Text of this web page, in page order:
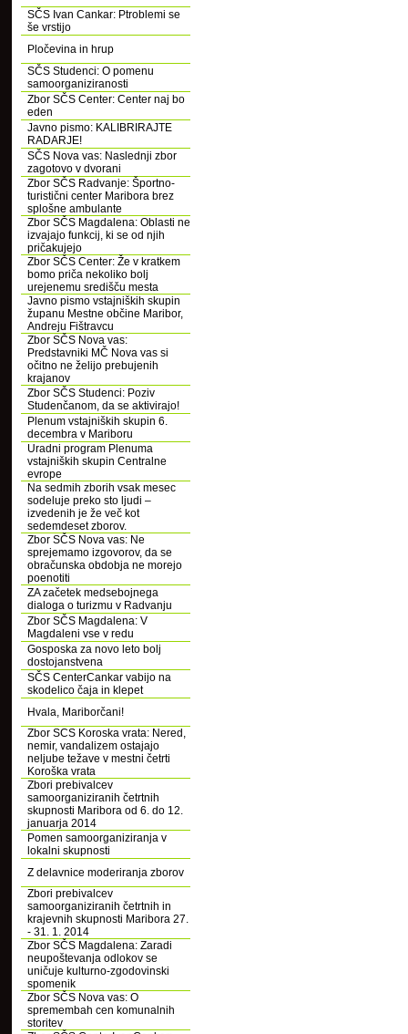
SČS Ivan Cankar: Ptroblemi se
še vrstijo
Pločevina in hrup
SČS Studenci: O pomenu
samoorganiziranosti
Zbor SČS Center: Center naj bo
eden
Javno pismo: KALIBRIRAJTE
RADARJE!
SČS Nova vas: Naslednji zbor
zagotovo v dvorani
Zbor SČS Radvanje: Športno-
turistični center Maribora brez
splošne ambulante
Zbor SČS Magdalena: Oblasti ne
izvajajo funkcij, ki se od njih
pričakujejo
Zbor SČS Center: Že v kratkem
bomo priča nekoliko bolj
urejenemu središču mesta
Javno pismo vstajniških skupin
županu Mestne občine Maribor,
Andreju Fištravcu
Zbor SČS Nova vas:
Predstavniki MČ Nova vas si
očitno ne želijo prebujenih
krajanov
Zbor SČS Studenci: Poziv
Studenčanom, da se aktivirajo!
Plenum vstajniških skupin 6.
decembra v Mariboru
Uradni program Plenuma
vstajniških skupin Centralne
evrope
Na sedmih zborih vsak mesec
sodeluje preko sto ljudi –
izvedenih je že več kot
sedemdeset zborov.
Zbor SČS Nova vas: Ne
sprejemamo izgovorov, da se
obračunska obdobja ne morejo
poenotiti
ZA začetek medsebojnega
dialoga o turizmu v Radvanju
Zbor SČS Magdalena: V
Magdaleni vse v redu
Gosposka za novo leto bolj
dostojanstvena
SČS CenterCankar vabijo na
skodelico čaja in klepet
Hvala, Mariborčani!
Zbor SCS Koroska vrata: Nered,
nemir, vandalizem ostajajo
neljube težave v mestni četrti
Koroška vrata
Zbori prebivalcev
samoorganiziranih četrtnih
skupnosti Maribora od 6. do 12.
januarja 2014
Pomen samoorganiziranja v
lokalni skupnosti
Z delavnice moderiranja zborov
Zbori prebivalcev
samoorganiziranih četrtnih in
krajevnih skupnosti Maribora 27.
- 31. 1. 2014
Zbor SČS Magdalena: Zaradi
neupoštevanja odlokov se
uničuje kulturno-zgodovinski
spomenik
Zbor SČS Nova vas: O
spremembah cen komunalnih
storitev